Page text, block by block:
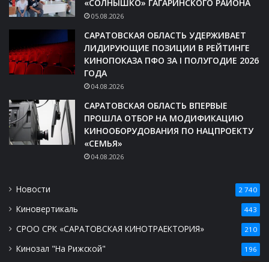
«СОЛНЫШКО» ГАГАРИНСКОГО РАЙОНА
05.08.2026
САРАТОВСКАЯ ОБЛАСТЬ УДЕРЖИВАЕТ
ЛИДИРУЮЩИЕ ПОЗИЦИИ В РЕЙТИНГЕ
КИНОПОКАЗА ПФО ЗА I ПОЛУГОДИЕ 2026
ГОДА
04.08.2026
САРАТОВСКАЯ ОБЛАСТЬ ВПЕРВЫЕ
ПРОШЛА ОТБОР НА МОДИФИКАЦИЮ
КИНООБОРУДОВАНИЯ ПО НАЦПРОЕКТУ
«СЕМЬЯ»
04.08.2026
Новости 2 740
Киновертикаль 443
СРОО СРК «САРАТОВСКАЯ КИНОТРАЕКТОРИЯ» 210
Кинозал "На Рижской" 196